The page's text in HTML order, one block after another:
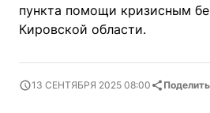
пункта помощи кризисным
Кировской области.
13 СЕНТЯБРЯ 2025 08:00